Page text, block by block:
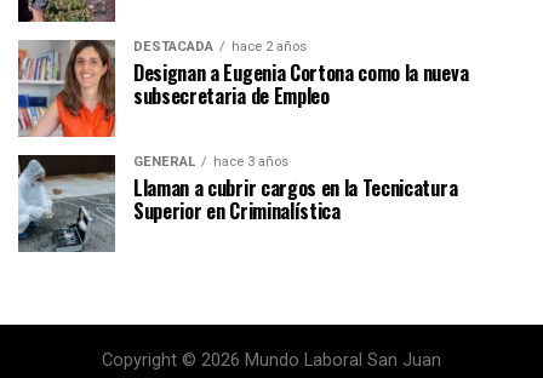
DESTACADA hace 2 años
Designan a Eugenia Cortona como la nueva
subsecretaria de Empleo
GENERAL hace 3 años
Llaman a cubrir cargos en la Tecnicatura
Superior en Criminalística
Copyright © 2026 Mundo Laboral San Juan